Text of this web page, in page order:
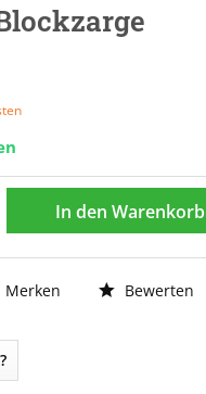
In den Warenkorb
Merken Bewerten